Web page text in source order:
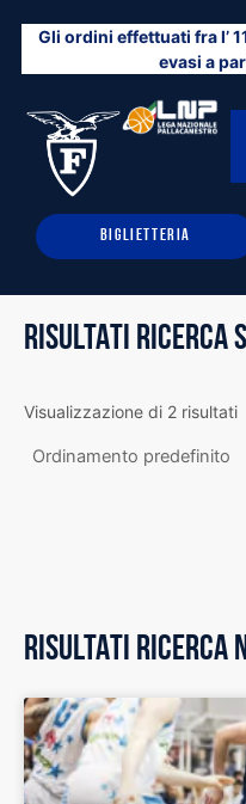
contenuto
Gli ordini effettuati fra l’
evasi a
BIGLIETTERIA
RISULTATI RICERCA
Visualizzazione di 2 risultati
RISULTATI RICERCA